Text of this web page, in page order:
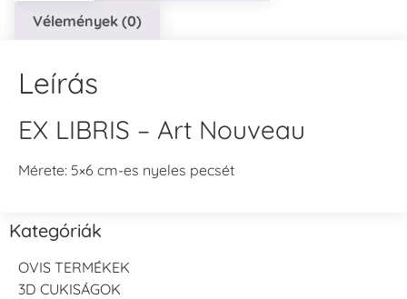
Vélemények (0)
Leírás
EX LIBRIS – Art Nouveau
Mérete: 5×6 cm-es nyeles pecsét
Kategóriák
OVIS TERMÉKEK
3D CUKISÁGOK